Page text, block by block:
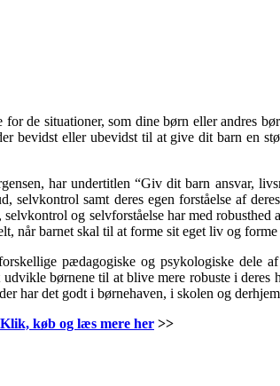
de situationer, som dine børn eller andres
bevidst eller ubevidst til at give dit barn en
har undertitlen “Giv dit barn ansvar,
samt deres egen forståelse af
og selvforståelse har med robusthed
når barnet skal til at forme sit eget liv og
pædagogiske og psykologiske dele
børnene til at blive mere robuste i
har det godt i børnehaven, i skolen og
Klik, køb og læs mere her >>